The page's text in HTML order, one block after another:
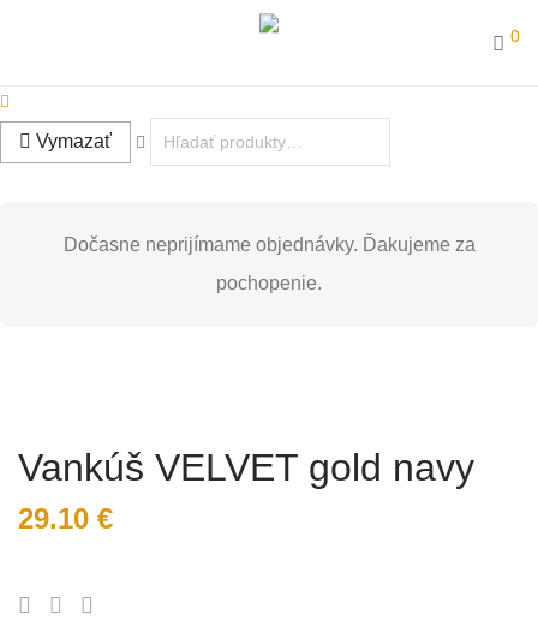
0
Vymazať
Dočasne neprijímame objednávky. Ďakujeme za
pochopenie.
Vankúš VELVET gold navy
29.10 €